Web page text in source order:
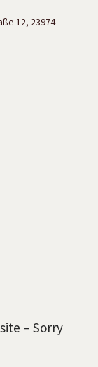
12, 23974
– Sorry